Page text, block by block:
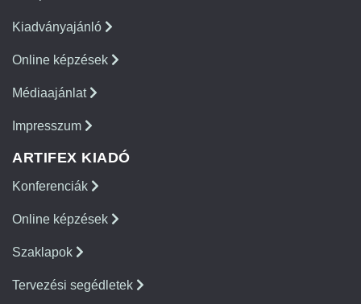
Kiadványajánló
Online képzések
Médiaajánlat
Impresszum
ARTIFEX KIADÓ
Konferenciák
Online képzések
Szaklapok
Tervezési segédletek